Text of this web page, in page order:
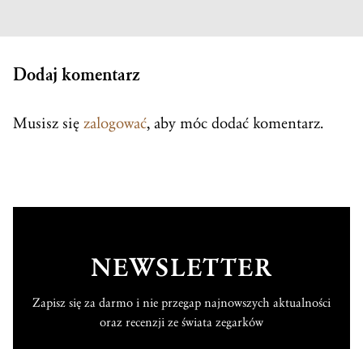
Dodaj komentarz
Musisz się zalogować, aby móc dodać komentarz.
NEWSLETTER
Zapisz się za darmo i nie przegap najnowszych aktualności
oraz recenzji ze świata zegarków